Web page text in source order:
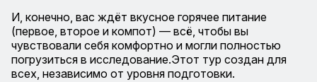
И, конечно, вас ждёт вкусное горячее питание
(первое, второе и компот) — всё, чтобы вы
чувствовали себя комфортно и могли полностью
погрузиться в исследование.Этот тур создан для
всех, независимо от уровня подготовки.